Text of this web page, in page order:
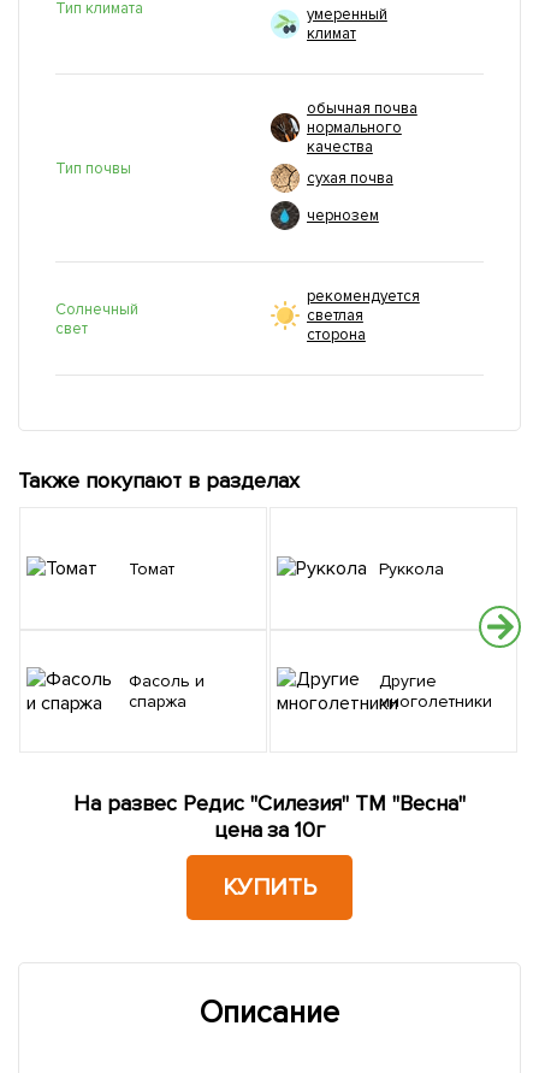
Тип климата
умеренный
климат
Тип почвы
обычная почва
нормального
качества
сухая почва
чернозем
Солнечный
свет
рекомендуется
светлая
сторона
Также покупают в разделах
Томат
Фасоль и
спаржа
Руккола
Другие
многолетники
На развес Редис "Силезия" ТМ "Весна"
цена за 10г
КУПИТЬ
Описание